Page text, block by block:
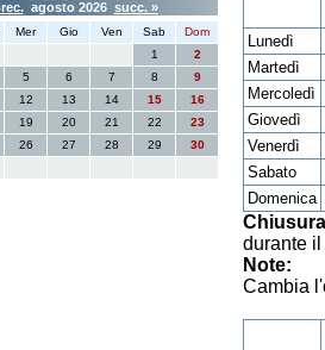
Lunedì
Martedì
Mercoledì
Giovedì
Venerdì
Sabato
Domenica
durante
Note:
Cambia
agosto 2026 succ. »
Mer Gio Ven Sab
Dom
1
2
5 6 7 8
9
12 13 14 15
16
19 20 21 22
23
26 27 28 29
30